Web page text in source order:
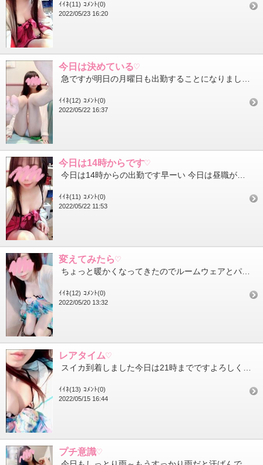
ｲｲﾈ(11) ｺﾒﾝﾄ(0)
2022/05/23 16:20
今日は決めている♡
ｲｲﾈ(12) ｺﾒﾝﾄ(0)
2022/05/22 16:37
今日は14時からです♡
ｲｲﾈ(11) ｺﾒﾝﾄ(0)
2022/05/22 11:53
変えてみたら♡
ｲｲﾈ(12) ｺﾒﾝﾄ(0)
2022/05/20 13:32
レアタイム♡
ｲｲﾈ(13) ｺﾒﾝﾄ(0)
2022/05/15 16:44
プチ意識♡